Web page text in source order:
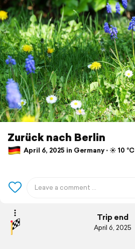
Zurück nach Berlin
April 6, 2025 in Germany ⋅ ☀️ 10 °C
Trip end
April 6, 2025